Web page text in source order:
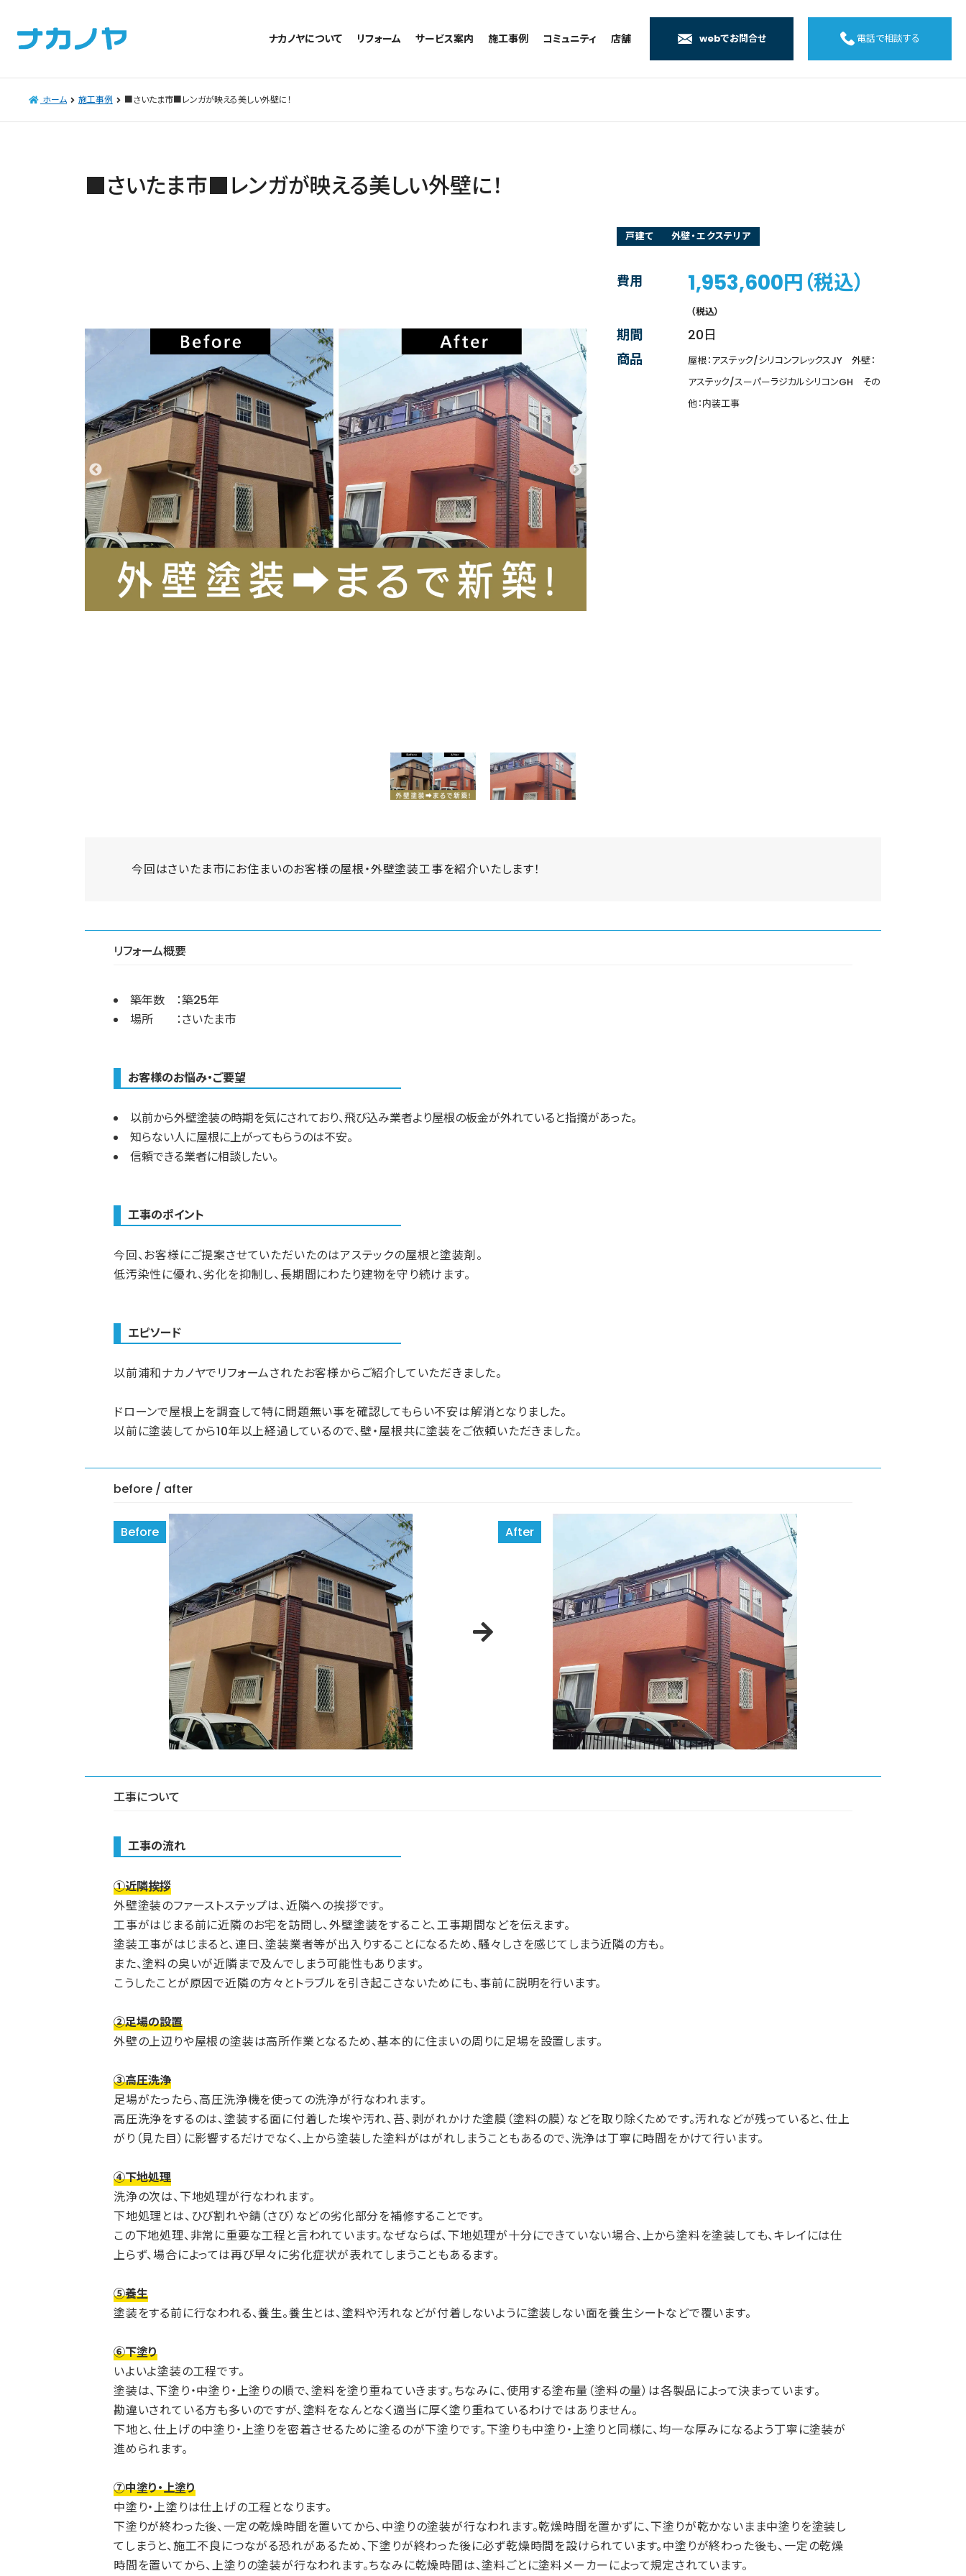
ナカノヤについて リフォーム
お風呂のリフォーム
洗面台のリフォーム
内装のリフォーム
水回りのリフォーム
サービス案内
相談室・よくある質問
施工事例
トイレの施工事例
キッチンの施工事例
コミュニティ
アルブル通信
ブログ
店舗
墨田店
日本橋店
webでお問合せ 電話で相談する
ホーム 施工事例 ■さいたま市■レンガが映える美しい外壁に！
■さいたま市■レンガが映える美しい外壁に！
戸建て 外壁・エクステリア
費用 1,953,600円（税込）
（税込）
期間
20日
商品
屋根：アステック/シリコンフレックスJY 外壁：
アステック/スーパーラジカルシリコンGH その
他：内装工事
今回はさいたま市にお住まいのお客様の屋根・外壁塗装工事を紹介いたします！
リフォーム概要
築年数 ：築25年
場所 ：さいたま市
お客様のお悩み・ご要望
以前から外壁塗装の時期を気にされており、飛び込み業者より屋根の板金が外れていると指摘があった。
知らない人に屋根に上がってもらうのは不安。
信頼できる業者に相談したい。
工事のポイント
今回、お客様にご提案させていただいたのはアステックの屋根と塗装剤。
低汚染性に優れ、劣化を抑制し、長期間にわたり建物を守り続けます。
エピソード
以前浦和ナカノヤでリフォームされたお客様からご紹介していただきました。
ドローンで屋根上を調査して特に問題無い事を確認してもらい不安は解消となりました。
以前に塗装してから10年以上経過しているので、壁・屋根共に塗装をご依頼いただきました。
before / after
工事について
工事の流れ
①近隣挨拶
外壁塗装のファーストステップは、近隣への挨拶です。
工事がはじまる前に近隣のお宅を訪問し、外壁塗装をすること、工事期間などを伝えます。
塗装工事がはじまると、連日、塗装業者等が出入りすることになるため、騒々しさを感じてしまう近隣の方も。
また、塗料の臭いが近隣まで及んでしまう可能性もあります。
こうしたことが原因で近隣の方々とトラブルを引き起こさないためにも、事前に説明を行います。
②足場の設置
外壁の上辺りや屋根の塗装は高所作業となるため、基本的に住まいの周りに足場を設置します。
③高圧洗浄
足場がたったら、高圧洗浄機を使っての洗浄が行なわれます。
高圧洗浄をするのは、塗装する面に付着した埃や汚れ、苔、剥がれかけた塗膜（塗料の膜）などを取り除くためです。汚れなどが残っていると、仕上
がり（見た目）に影響するだけでなく、上から塗装した塗料がはがれしまうこともあるので、洗浄は丁寧に時間をかけて行います。
④下地処理
洗浄の次は、下地処理が行なわれます。
下地処理とは、ひび割れや錆（さび）などの劣化部分を補修することです。
この下地処理、非常に重要な工程と言われています。なぜならば、下地処理が十分にできていない場合、上から塗料を塗装しても、キレイには仕
上らず、場合によっては再び早々に劣化症状が表れてしまうこともあるます。
⑤養生
塗装をする前に行なわれる、養生。養生とは、塗料や汚れなどが付着しないように塗装しない面を養生シートなどで覆います。
⑥下塗り
いよいよ塗装の工程です。
塗装は、下塗り・中塗り・上塗りの順で、塗料を塗り重ねていきます。ちなみに、使用する塗布量（塗料の量）は各製品によって決まっています。
勘違いされている方も多いのですが、塗料をなんとなく適当に厚く塗り重ねているわけではありません。
下地と、仕上げの中塗り・上塗りを密着させるために塗るのが下塗りです。下塗りも中塗り・上塗りと同様に、均一な厚みになるよう丁寧に塗装が
進められます。
⑦中塗り・上塗り
中塗り・上塗りは仕上げの工程となります。
下塗りが終わった後、一定の乾燥時間を置いてから、中塗りの塗装が行なわれます。乾燥時間を置かずに、下塗りが乾かないまま中塗りを塗装し
てしまうと、施工不良につながる恐れがあるため、下塗りが終わった後に必ず乾燥時間を設けられています。中塗りが終わった後も、一定の乾燥
時間を置いてから、上塗りの塗装が行なわれます。ちなみに乾燥時間は、塗料ごとに塗料メーカーによって規定されています。